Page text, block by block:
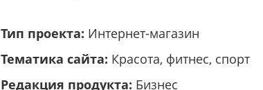
Тип проекта: Интернет-магазин
Тематика сайта: Красота, фитнес, спорт
Редакция продукта: Бизнес